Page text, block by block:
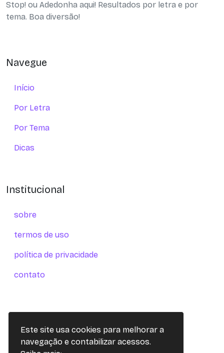
Este site usa cookies para melhorar a
navegação e contabilizar acessos.
Stop! ou Adedonha aqui! Resultados por letra e por
tema. Boa diversão!
Navegue
Início
Por Letra
Por Tema
Dicas
Institucional
sobre
termos de uso
política de privacidade
contato